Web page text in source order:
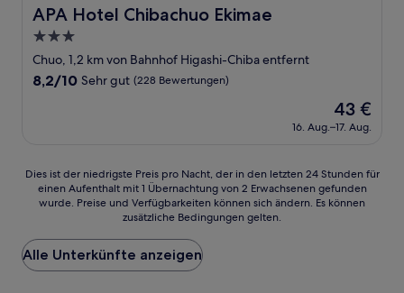
APA Hotel Chibachuo Ekimae
APA Hotel Chibachuo Ekimae
3.0-
Sterne-
Unterkunft
Chuo, 1,2 km von Bahnhof Higashi-Chiba entfernt
8.2
Bewertungen)
8,2/10 Sehr gut (228 Bewertungen)
Der
Preis
beträgt
43 €
16. Aug.–17. Aug.
Dies
der
Preis
pro
Nacht,
Dies ist der niedrigste Preis pro Nacht, der in den letzten 24 Stunden für
einen Aufenthalt mit 1 Übernachtung von 2 Erwachsenen gefunden
wurde. Preise und Verfügbarkeiten können sich ändern. Es können
zusätzliche Bedingungen gelten.
Alle Unterkünfte anzeigen